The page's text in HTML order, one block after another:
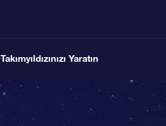
Takımyıldızınızı Yaratın